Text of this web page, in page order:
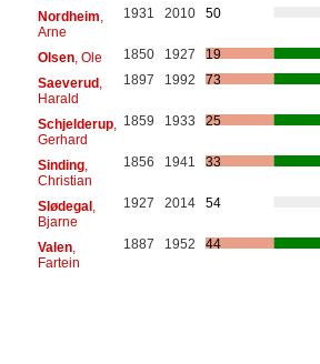
Nordheim
Arne
1931 2010 50
Olsen, Ole 1850 1927
19
Saeverud,
Harald
1897 1992 73
Schjelderup,
Gerhard
1859 1933 25
Sinding,
Christian
1856 1941 33
Slødegal,
Bjarne
1927 2014 54
Valen,
Fartein
1887 1952 44